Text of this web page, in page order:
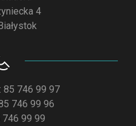
4
85 746 99 97
746 99 96
746 99 99